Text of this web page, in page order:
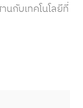
กับเทคโนโลยีที่